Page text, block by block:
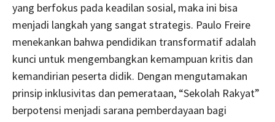
yang berfokus pada keadilan sosial, maka ini bisa
menjadi langkah yang sangat strategis. Paulo Freire
menekankan bahwa pendidikan transformatif adalah
kunci untuk mengembangkan kemampuan kritis dan
kemandirian peserta didik. Dengan mengutamakan
prinsip inklusivitas dan pemerataan, “Sekolah Rakyat”
berpotensi menjadi sarana pemberdayaan bagi